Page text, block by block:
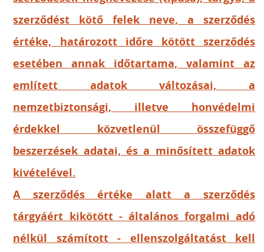
szerződést kötő felek neve, a szerződés
értéke, határozott időre kötött szerződés
esetében annak időtartama, valamint az
említett adatok változásai, a
nemzetbiztonsági, illetve honvédelmi
érdekkel közvetlenül összefüggő
beszerzések adatai, és a minősített adatok
kivételével.
A szerződés értéke alatt a szerződés
tárgyáért kikötött - általános forgalmi adó
nélkül számított - ellenszolgáltatást kell